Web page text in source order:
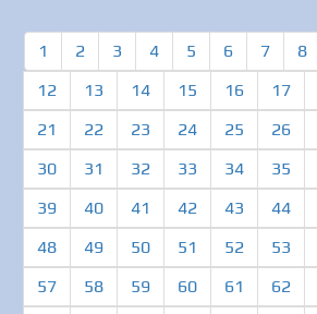
1 2 3 4 5 6 7 8
12
13 14 15 16 17
21
22 23 24 25 26
30
31 32 33 34 35
39
40 41 42 43 44
48
49 50 51 52 53
57
58 59 60 61 62